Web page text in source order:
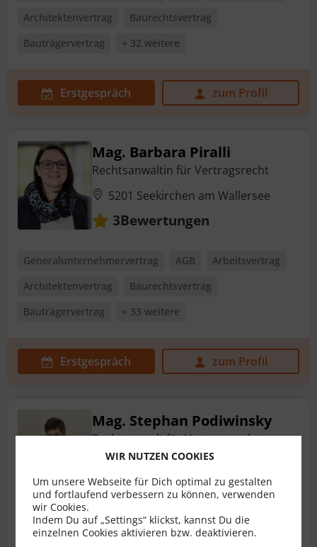
Architektenvertrag
Baurechtsvertrag
Bauträgervertrag
+ 32 weitere
Erstgespräch zum Profil
Mag. Barbara Piralli
Rechtsanwältin für Vertragsrecht
5201 Seekirchen am Wallersee
3Bewertungen
Generalunternehmervertrag AGB
Arbeitsvertrag
Architektenvertrag
Baurechtsvertrag
Bauträgervertrag
+ 33 weitere
Erstgespräch zum Profil
Mag. Stephan Podiwinsky
Rechtsanwalt für Vertragsrecht
1040 Wien
Generalunternehmervertrag AGB
Arbeitsvertrag
WIR NUTZEN COOKIES
Um unsere Webseite für Dich optimal zu gestalten
und fortlaufend verbessern zu können, verwenden
wir Cookies.
Indem Du auf „Settings“ klickst, kannst Du die
einzelnen Cookies aktivieren bzw. deaktivieren.